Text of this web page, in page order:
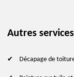
Autres services
Décapage de